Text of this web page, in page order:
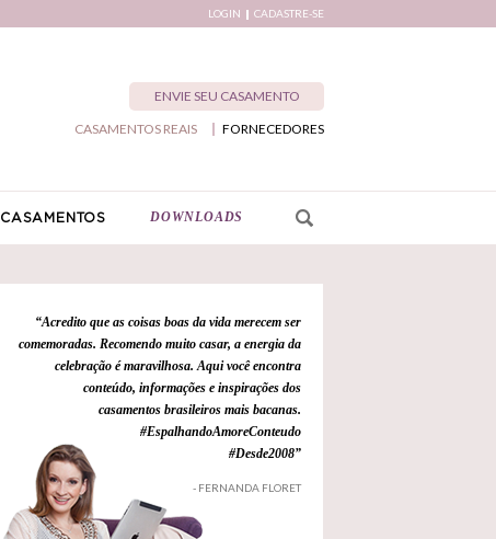
LOGIN CADASTRE-SE
ENVIE SEU CASAMENTO
FORNECEDORES
CASAMENTOS REAIS
CASAMENTOS DOWNLOADS
“Acredito que as coisas boas da vida merecem ser
comemoradas. Recomendo muito casar, a energia da
celebração é maravilhosa. Aqui você encontra
conteúdo, informações e inspirações dos
casamentos brasileiros mais bacanas.
#EspalhandoAmoreConteudo
#Desde2008”
- FERNANDA FLORET